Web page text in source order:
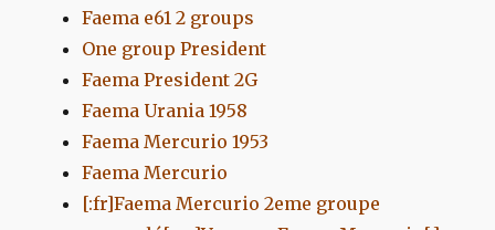
Faema e61 2 groups
One group President
Faema President 2G
Faema Urania 1958
Faema Mercurio 1953
Faema Mercurio
[:fr]Faema Mercurio 2eme groupe